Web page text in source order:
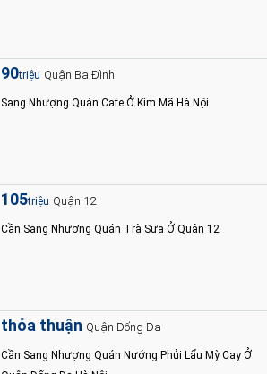
90triệu Quận Ba Đình
Sang Nhượng Quán Cafe Ở Kim Mã Hà Nội
105triệu Quận 12
Cần Sang Nhượng Quán Trà Sữa Ở Quận 12
thỏa thuận Quận Đống Đa
Cần Sang Nhượng Quán Nướng Phủi Lẩu Mỳ Cay Ở